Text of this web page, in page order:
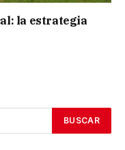
la estrategia